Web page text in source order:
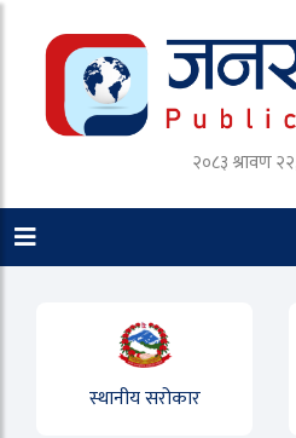
२०८३ श्रावण
स्थानीय सरोकार